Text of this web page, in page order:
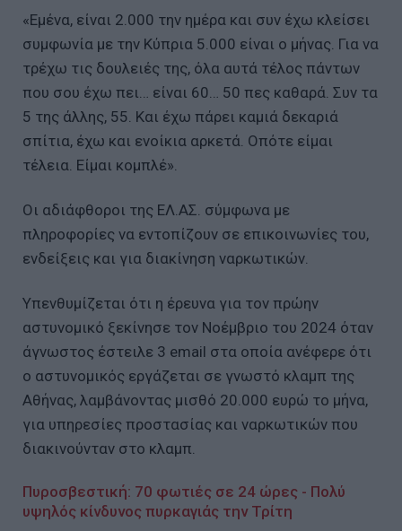
«Εμένα, είναι 2.000 την ημέρα και συν έχω κλείσει
συμφωνία με την Κύπρια 5.000 είναι ο μήνας. Για να
τρέχω τις δουλειές της, όλα αυτά τέλος πάντων
που σου έχω πει… είναι 60… 50 πες καθαρά. Συν τα
5 της άλλης, 55. Και έχω πάρει καμιά δεκαριά
σπίτια, έχω και ενοίκια αρκετά. Οπότε είμαι
τέλεια. Είμαι κομπλέ».
Οι αδιάφθοροι της ΕΛ.ΑΣ. σύμφωνα με
πληροφορίες να εντοπίζουν σε επικοινωνίες του,
ενδείξεις και για διακίνηση ναρκωτικών.
Υπενθυμίζεται ότι η έρευνα για τον πρώην
αστυνομικό ξεκίνησε τον Νοέμβριο του 2024 όταν
άγνωστος έστειλε 3 email στα οποία ανέφερε ότι
ο αστυνομικός εργάζεται σε γνωστό κλαμπ της
Αθήνας, λαμβάνοντας μισθό 20.000 ευρώ το μήνα,
για υπηρεσίες προστασίας και ναρκωτικών που
διακινούνταν στο κλαμπ.
Πυροσβεστική: 70 φωτιές σε 24 ώρες - Πολύ
υψηλός κίνδυνος πυρκαγιάς την Τρίτη